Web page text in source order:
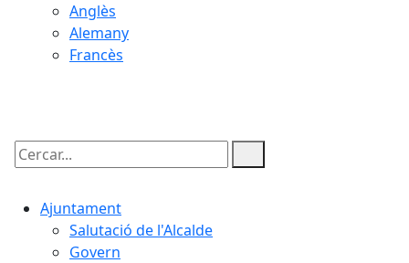
Anglès
Alemany
Francès
Cercar:
Ajuntament
Salutació de l'Alcalde
Govern